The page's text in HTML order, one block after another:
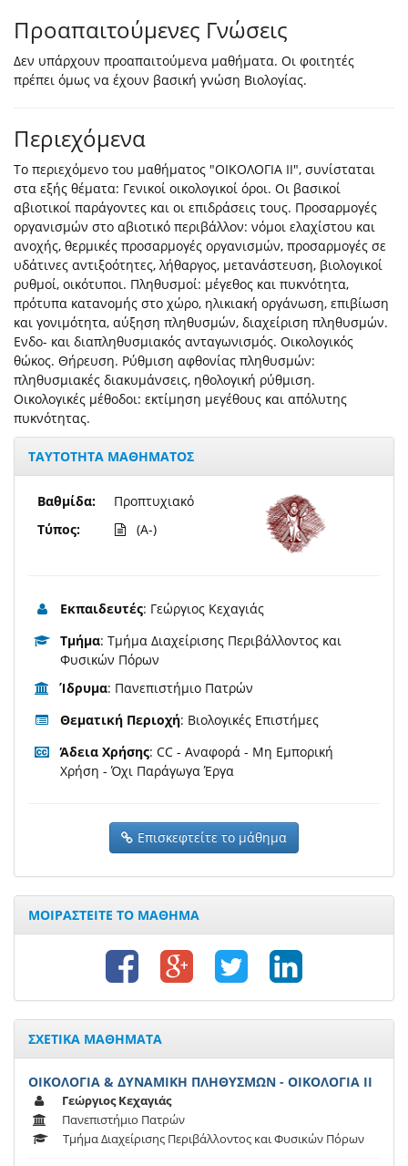
Προαπαιτούμενες Γνώσεις
Δεν υπάρχουν προαπαιτούμενα μαθήματα. Οι φοιτητές
πρέπει όμως να έχουν βασική γνώση Βιολογίας.
Περιεχόμενα
Το περιεχόμενο του μαθήματος "ΟΙΚΟΛΟΓΙΑ ΙΙ", συνίσταται
στα εξής θέματα: Γενικοί οικολογικοί όροι. Οι βασικοί
αβιοτικοί παράγοντες και οι επιδράσεις τους. Προσαρμογές
οργανισμών στο αβιοτικό περιβάλλον: νόμοι ελαχίστου και
ανοχής, θερμικές προσαρμογές οργανισμών, προσαρμογές σε
υδάτινες αντιξοότητες, λήθαργος, μετανάστευση, βιολογικοί
ρυθμοί, οικότυποι. Πληθυσμοί: μέγεθος και πυκνότητα,
πρότυπα κατανομής στο χώρο, ηλικιακή οργάνωση, επιβίωση
και γονιμότητα, αύξηση πληθυσμών, διαχείριση πληθυσμών.
Ενδο- και διαπληθυσμιακός ανταγωνισμός. Οικολογικός
θώκος. Θήρευση. Ρύθμιση αφθονίας πληθυσμών:
πληθυσμιακές διακυμάνσεις, ηθολογική ρύθμιση.
Οικολογικές μέθοδοι: εκτίμηση μεγέθους και απόλυτης
πυκνότητας.
ΤΑΥΤΟΤΗΤΑ ΜΑΘΗΜΑΤΟΣ
Βαθμίδα:
Τύπος:
Προπτυχιακό
(A-)
Εκπαιδευτές: Γεώργιος Κεχαγιάς
Τμήμα: Τμήμα Διαχείρισης Περιβάλλοντος και
Φυσικών Πόρων
Ίδρυμα: Πανεπιστήμιο Πατρών
Θεματική Περιοχή: Βιολογικές Επιστήμες
Άδεια Χρήσης: CC - Αναφορά - Μη Εμπορική
Χρήση - Όχι Παράγωγα Έργα
Επισκεφτείτε το μάθημα
ΜΟΙΡΑΣΤΕΙΤΕ ΤΟ ΜΑΘΗΜΑ
ΣΧΕΤΙΚΑ ΜΑΘΗΜΑΤΑ
ΟΙΚΟΛΟΓΙΑ & ΔΥΝΑΜΙΚΗ ΠΛΗΘΥΣΜΩΝ - ΟΙΚΟΛΟΓΙΑ ΙΙ
Γεώργιος Κεχαγιάς
Πανεπιστήμιο Πατρών
Τμήμα Διαχείρισης Περιβάλλοντος και Φυσικών Πόρων